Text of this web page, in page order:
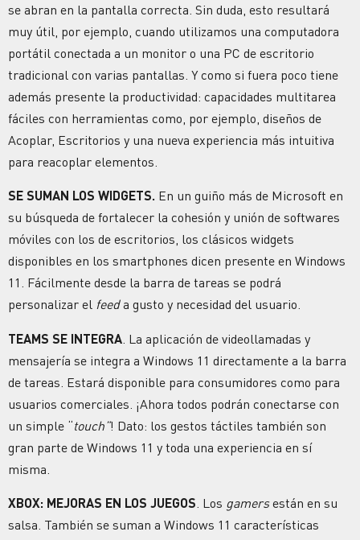
se abran en la pantalla correcta. Sin duda, esto resultará
muy útil, por ejemplo, cuando utilizamos una computadora
portátil conectada a un monitor o una PC de escritorio
tradicional con varias pantallas. Y como si fuera poco tiene
además presente la productividad: capacidades multitarea
fáciles con herramientas como, por ejemplo, diseños de
Acoplar, Escritorios y una nueva experiencia más intuitiva
para reacoplar elementos.
SE SUMAN LOS WIDGETS. En un guiño más de Microsoft en
su búsqueda de fortalecer la cohesión y unión de softwares
móviles con los de escritorios, los clásicos widgets
disponibles en los smartphones dicen presente en Windows
11. Fácilmente desde la barra de tareas se podrá
personalizar el feeda gusto y necesidad del usuario.
TEAMS SE INTEGRA . La aplicación de videollamadas y
mensajería se integra a Windows 11 directamente a la barra
de tareas. Estará disponible para consumidores como para
usuarios comerciales. ¡Ahora todos podrán conectarse con
un simple “touch”! Dato: los gestos táctiles también son
gran parte de Windows 11 y toda una experiencia en sí
misma.
XBOX: MEJORAS EN LOS JUEGOS. Los gamersestán en su
salsa. También se suman a Windows 11 características